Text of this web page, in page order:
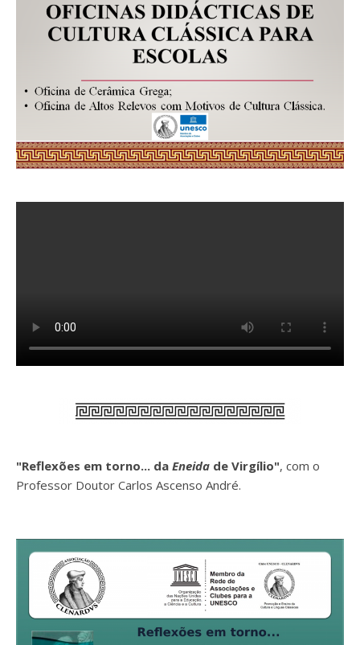
"Reflexões em torno... da Eneida de Virgílio", com o
Professor Doutor Carlos Ascenso André.